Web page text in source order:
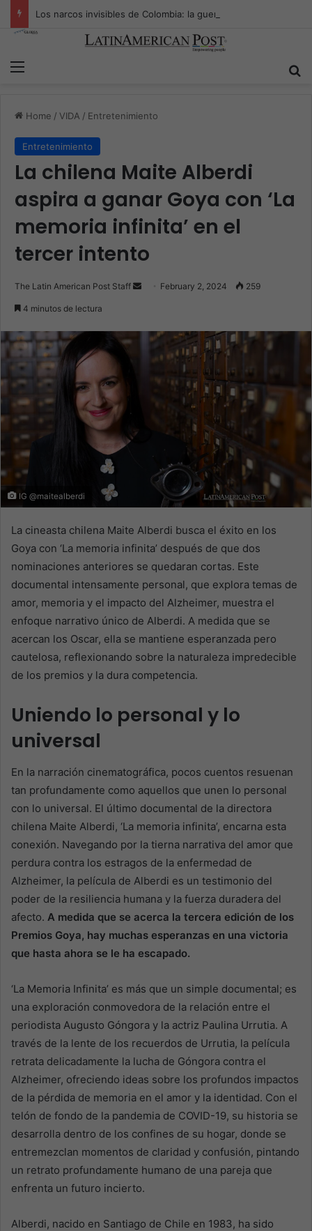
Menu
Home / VIDA / Entretenimiento
Entretenimiento
La chilena Maite Alberdi
aspira a ganar Goya con ‘La
memoria infinita’ en el
tercer intento
The Latin American Post Staff
Send February 2, 2024 259
4 minutos de lectura
IG @maitealberdi
La cineasta chilena Maite Alberdi busca el éxito en los
Goya con ‘La memoria infinita’ después de que dos
nominaciones anteriores se quedaran cortas. Este
documental intensamente personal, que explora temas de
amor, memoria y el impacto del Alzheimer, muestra el
enfoque narrativo único de Alberdi. A medida que se
acercan los Oscar, ella se mantiene esperanzada pero
cautelosa, reflexionando sobre la naturaleza impredecible
de los premios y la dura competencia.
Uniendo lo personal y lo
universal
En la narración cinematográfica, pocos cuentos resuenan
tan profundamente como aquellos que unen lo personal
con lo universal. El último documental de la directora
chilena Maite Alberdi, ‘La memoria infinita’, encarna esta
conexión. Navegando por la tierna narrativa del amor que
perdura contra los estragos de la enfermedad de
Alzheimer, la película de Alberdi es un testimonio del
poder de la resiliencia humana y la fuerza duradera del
afecto. A medida que se acerca la tercera edición de los
Premios Goya, hay muchas esperanzas en una victoria
que hasta ahora se le ha escapado.
‘La Memoria Infinita’ es más que un simple documental; es
una exploración conmovedora de la relación entre el
periodista Augusto Góngora y la actriz Paulina Urrutia. A
través de la lente de los recuerdos de Urrutia, la película
retrata delicadamente la lucha de Góngora contra el
Alzheimer, ofreciendo ideas sobre los profundos impactos
de la pérdida de memoria en el amor y la identidad. Con el
telón de fondo de la pandemia de COVID-19, su historia se
desarrolla dentro de los confines de su hogar, donde se
entremezclan momentos de claridad y confusión, pintando
un retrato profundamente humano de una pareja que
enfrenta un futuro incierto.
Alberdi, nacido en Santiago de Chile en 1983, ha sido